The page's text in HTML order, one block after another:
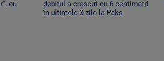
cu
debitul a crescut cu 6 centimetri
în ultimele 3 zile la Paks